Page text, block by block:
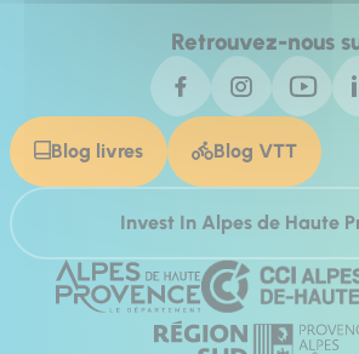
Retrouvez-nous
Blog livres Blog VTT
Invest In Alpes de Haute